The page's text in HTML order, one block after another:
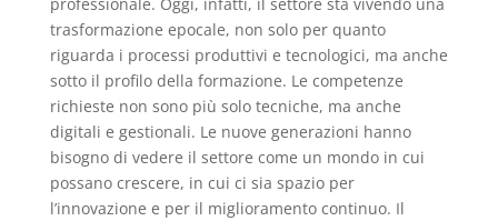
trasformazione epocale, non solo per quanto
riguarda i processi produttivi e tecnologici, ma anche
sotto il profilo della formazione. Le competenze
richieste non sono più solo tecniche, ma anche
digitali e gestionali. Le nuove generazioni hanno
bisogno di vedere il settore come un mondo in cui
possano crescere, in cui ci sia spazio per
l’innovazione e per il miglioramento continuo. Il